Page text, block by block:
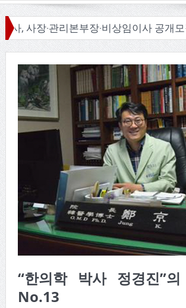
본부장·비상임이사 공개모집 신동
“한의학 박사 정경진”
No.13